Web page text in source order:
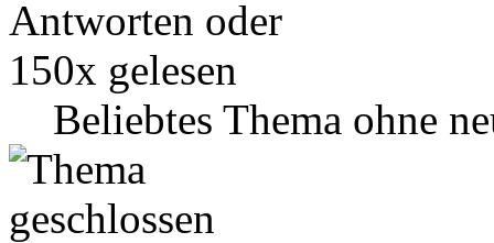
Beliebtes Thema ohne